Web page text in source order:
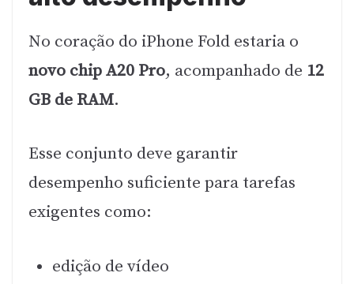
No coração do iPhone Fold estaria o
novo chip A20 Pro, acompanhado de 12
GB de RAM.
Esse conjunto deve garantir
desempenho suficiente para tarefas
exigentes como:
edição de vídeo